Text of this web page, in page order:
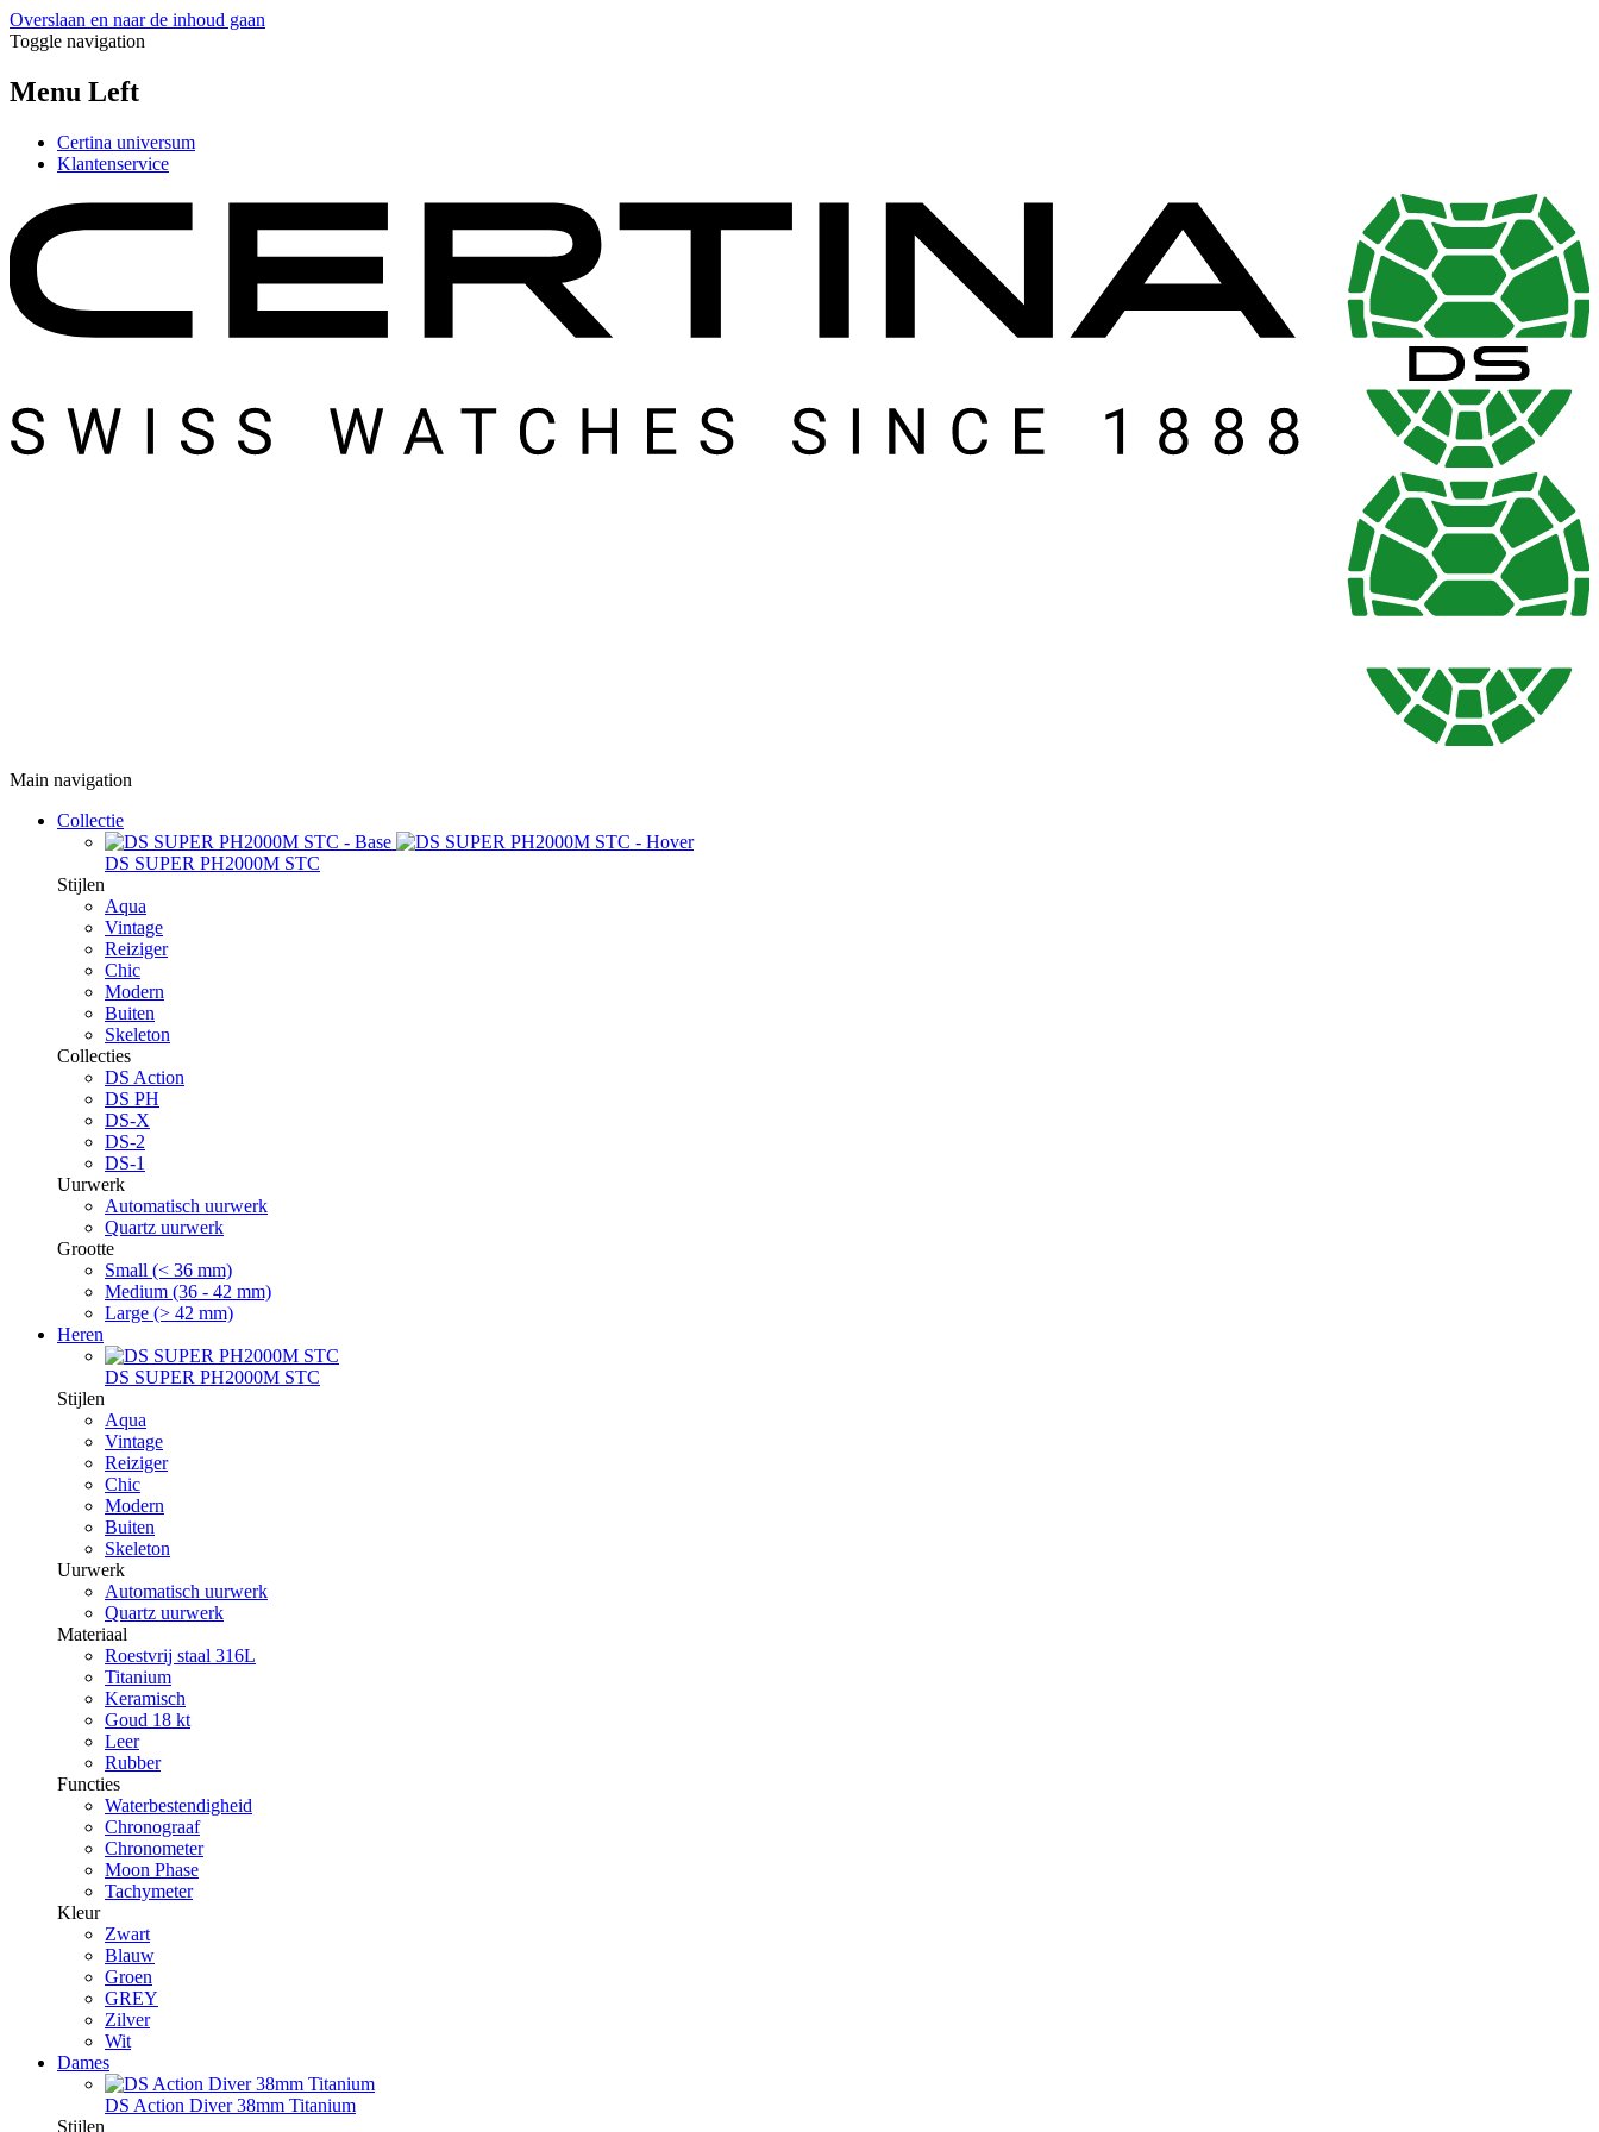
Overslaan en naar de inhoud gaan
Toggle navigation
Menu Left
Certina universum
Klantenservice
Main navigation
Collectie
DS SUPER PH2000M STC
Stijlen
Aqua
Vintage
Reiziger
Chic
Modern
Buiten
Skeleton
Collecties
DS Action
DS PH
DS-X
DS-2
DS-1
Uurwerk
Automatisch uurwerk
Quartz uurwerk
Grootte
Small (< 36 mm)
Medium (36 - 42 mm)
Large (> 42 mm)
Heren
DS SUPER PH2000M STC
Stijlen
Aqua
Vintage
Reiziger
Chic
Modern
Buiten
Skeleton
Uurwerk
Automatisch uurwerk
Quartz uurwerk
Materiaal
Roestvrij staal 316L
Titanium
Keramisch
Goud 18 kt
Leer
Rubber
Functies
Waterbestendigheid
Chronograaf
Chronometer
Moon Phase
Tachymeter
Kleur
Zwart
Blauw
Groen
GREY
Zilver
Wit
Dames
DS Action Diver 38mm Titanium
Stijlen